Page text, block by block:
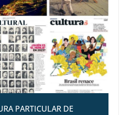
PARTICULAR DE